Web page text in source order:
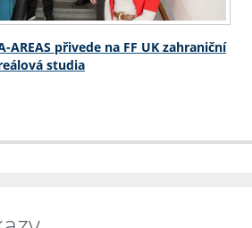
AREAS přivede na FF UK zahraniční
studia